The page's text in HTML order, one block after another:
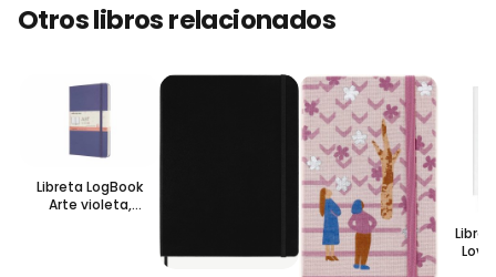
Otros libros relacionados
Libreta LogBook
Arte violeta,
Love